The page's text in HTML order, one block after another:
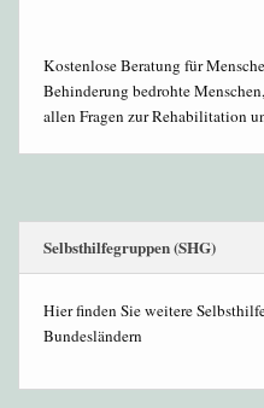
Kostenlose Beratung für
Behinderung bedrohte
allen Fragen zur Rehabilitation
Selbsthilfegruppen (SHG)
Hier finden Sie weitere
Bundesländern